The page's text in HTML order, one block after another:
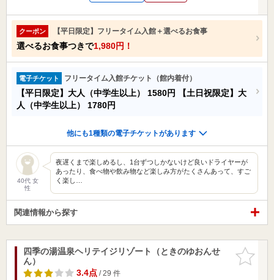
クーポン 【平日限定】フリータイム入館＋選べるお食事
選べるお食事つきで1,980円！
電子チケット フリータイム入館チケット（館内着付）
【平日限定】大人（中学生以上） 1580円
【土日祝限定】大
人（中学生以上） 1780円
他にも1種類の電子チケットがあります
40代 女
性
夜遅くまで楽しめるし、1台ずつしかないけど良いドライヤーが
あったり、食べ物や飲み物など楽しみ方がたくさんあって、すご
く楽し…
関連情報から探す
お気に入
りに追加
四季の湯温泉ヘリテイジリゾート（ときのゆおんせ
ん）
3.4点/ 29 件